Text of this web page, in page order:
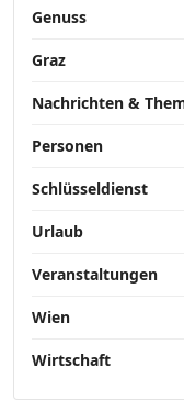
Genuss
Graz
Nachrichten &
Personen
Schlüsseldienst
Urlaub
Veranstaltungen
Wien
Wirtschaft